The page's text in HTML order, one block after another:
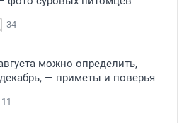
34
можно определить,
— приметы и поверья
11